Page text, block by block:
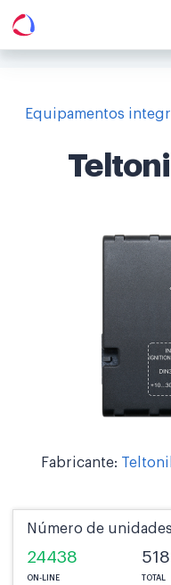
Equipamentos
Fabricante:
Número de unidades
24438
ON-LINE TOTAL